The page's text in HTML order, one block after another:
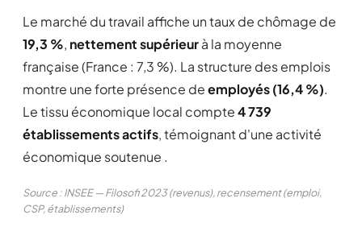
Le marché du travail affiche un taux de chômage de
19,3 %, nettement supérieurà la moyenne
française (France : 7,3 %). La structure des emplois
montre une forte présence deemployés (16,4 %).
Le tissu économique local compte4 739
établissements actifs, témoignant d'une activité
économique soutenue .
Source : INSEE — Filosofi 2023 (revenus), recensement (emploi,
CSP, établissements)